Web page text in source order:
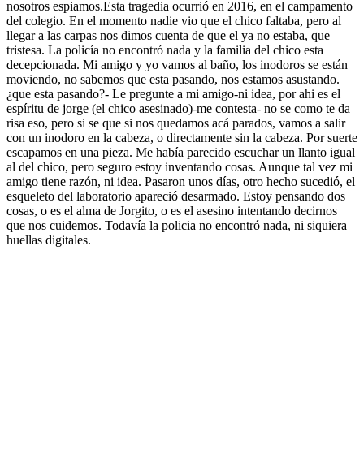
nosotros espiamos.Esta tragedia ocurrió en 2016, en el campamento
del colegio. En el momento nadie vio que el chico faltaba, pero al
llegar a las carpas nos dimos cuenta de que el ya no estaba, que
tristesa. La policía no encontró nada y la familia del chico esta
decepcionada. Mi amigo y yo vamos al baño, los inodoros se están
moviendo, no sabemos que esta pasando, nos estamos asustando.
¿que esta pasando?- Le pregunte a mi amigo-ni idea, por ahi es el
espíritu de jorge (el chico asesinado)-me contesta- no se como te da
risa eso, pero si se que si nos quedamos acá parados, vamos a salir
con un inodoro en la cabeza, o directamente sin la cabeza. Por suerte
escapamos en una pieza. Me había parecido escuchar un llanto igual
al del chico, pero seguro estoy inventando cosas. Aunque tal vez mi
amigo tiene razón, ni idea. Pasaron unos días, otro hecho sucedió, el
esqueleto del laboratorio apareció desarmado. Estoy pensando dos
cosas, o es el alma de Jorgito, o es el asesino intentando decirnos
que nos cuidemos. Todavía la policia no encontró nada, ni siquiera
huellas digitales.